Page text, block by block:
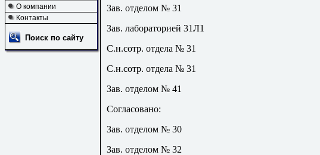
О компании
Контакты
Поиск по сайту
Зав. отделом № 31
Зав. лабораторией 31Л1
С.н.сотр. отдела № 31
С.н.сотр. отдела № 31
Зав. отделом № 41
Согласовано:
Зав. отделом № 30
Зав. отделом № 32